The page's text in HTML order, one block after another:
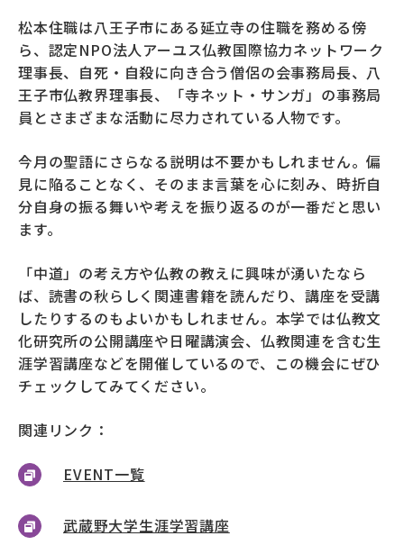
松本住職は八王子市にある延立寺の住職を務める傍
ら、認定NPO法人アーユス仏教国際協力ネットワーク
理事長、自死・自殺に向き合う僧侶の会事務局長、八
王子市仏教界理事長、「寺ネット・サンガ」の事務局
員とさまざまな活動に尽力されている人物です。
今月の聖語にさらなる説明は不要かもしれません。偏
見に陥ることなく、そのまま言葉を心に刻み、時折自
分自身の振る舞いや考えを振り返るのが一番だと思い
ます。
「中道」の考え方や仏教の教えに興味が湧いたなら
ば、読書の秋らしく関連書籍を読んだり、講座を受講
したりするのもよいかもしれません。本学では仏教文
化研究所の公開講座や日曜講演会、仏教関連を含む生
涯学習講座などを開催しているので、この機会にぜひ
チェックしてみてください。
関連リンク：
EVENT一覧
武蔵野大学生涯学習講座